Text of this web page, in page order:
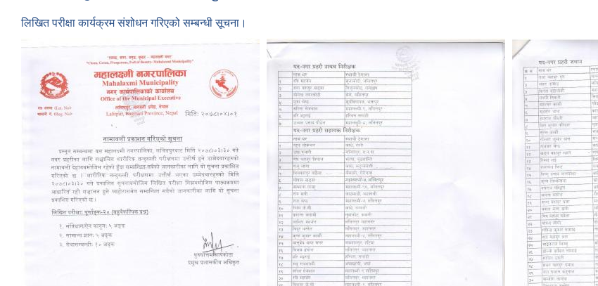
लिखित परीक्षा कार्यक्रम संशोधन गरिएको सम्बन्धी सूचना।